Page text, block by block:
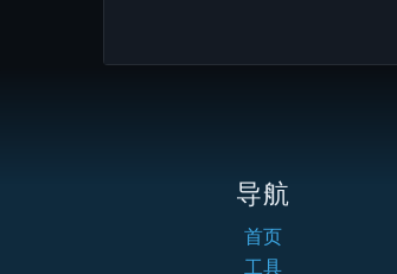
导航
首页
工具